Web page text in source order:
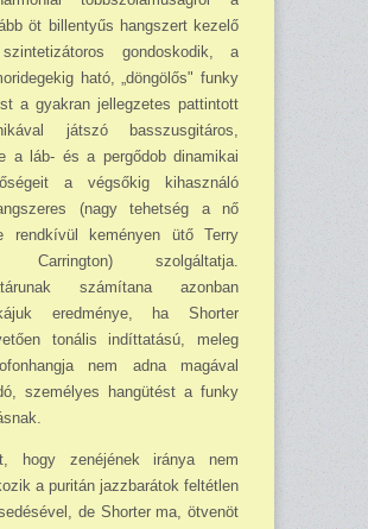
öt bil­lentyűs hangszert kezelő
gondoskodik, a
ható, „dön­gö­lős" funky
a gyakran jellegzetes pattintott
játszó basszusgitáros,
a láb- és a pergődob dinamikai
a végsőkig kihasználó
(nagy tehetség a nő
rendkívül keményen ütő Terry
Carrington) szolgáltatja.
számítana azonban
eredménye, ha Shorter
tonális indíttatású, meleg
nem adna magával
személyes hangütést a funky
hogy zenéjének iránya nem
a puritán jazzbarátok feltétlen
de Shorter ma, ötvenöt